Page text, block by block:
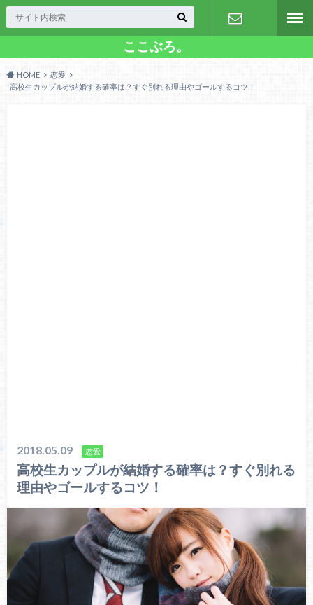
ここぶろ。
せ
HOME
恋愛
高校生カップルが結婚する確率は？すぐ別れる理由やゴールするコツ！
2018.05.09 恋愛
高校生カップルが結婚する確率は？すぐ別れる
理由やゴールするコツ！